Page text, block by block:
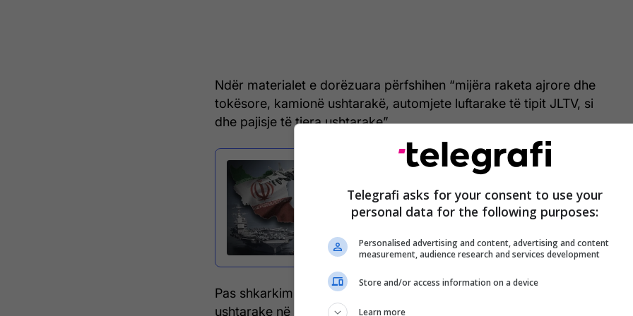
Ndër materialet e dorëzuara përfshihen “mijëra raketa ajrore dhe
tokësore, kamionë ushtarakë, automjete luftarake të tipit JLTV, si
dhe pajisje të tjera ushtarake”.
Mbi dy muaj që nga fillimi i luftës së SHBA-
së dhe Izraelit me Iranin - MINUTË PAS
MINUTE
Pas shkarkimit, pajisjet janë shpërndarë me kamionë drejt bazave
ushtarake në të gjithë vendin, raporton
Telegrafi asks for your consent to use your
personal data for the following purposes:
Personalised advertising and content, advertising and content
measurement, audience research and services development
Store and/or access information on a device
Learn more